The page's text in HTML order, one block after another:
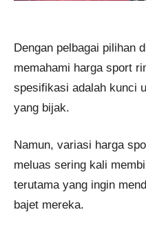
Dengan pelbagai pilihan
memahami harga sport
spesifikasi adalah kunci
yang bijak.
Namun, variasi harga
meluas sering kali
terutama yang ingin
bajet mereka.